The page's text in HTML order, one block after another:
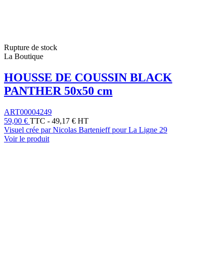
Rupture de stock
La Boutique
HOUSSE DE COUSSIN BLACK
PANTHER 50x50 cm
ART00004249
59,00 € TTC - 49,17 € HT
Visuel crée par Nicolas Bartenieff pour La Ligne 29
Voir le produit